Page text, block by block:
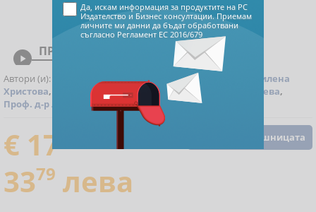
 ПРЕГЛЕД
Автори (и): Красимира Гергева Аспасия Петкова
Василена
Христова, доц. д-р Андрей Александров , Теодора Дичева,
Проф. д-р Любка Ценова,
Добавете в кошницата
€ 17
3379 лева
Да, искам информация за продуктите на РС
Издателство и Бизнес консултации. Приемам
личните ми данни да бъдат обработвани
съгласно Регламент ЕС 2016/679